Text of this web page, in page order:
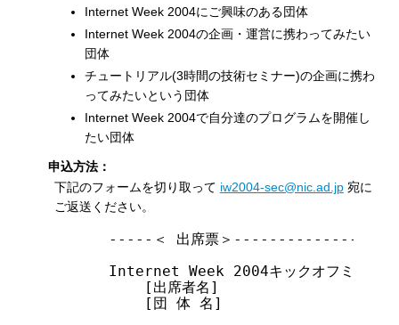
Internet Week 2004にご興味のある団体
Internet Week 2004の企画・運営に携わってみたい
団体
チュートリアル(3時間の技術セミナー)の企画に携わ
ってみたいという団体
Internet Week 2004で自分達のプログラムを開催し
たい団体
申込方法：
下記のフォームを切り取って iw2004-sec@nic.ad.jp宛に
ご返送ください。
-----＜ 出席票＞
Internet Week 2004キックオフミーティ
         [出席者名]
         [団 体 名]